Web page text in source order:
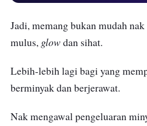
Jadi, memang bukan mudah
mulus, glowdan sihat.
Lebih-lebih lagi bagi yang
berminyak dan berjerawat.
Nak mengawal pengeluaran